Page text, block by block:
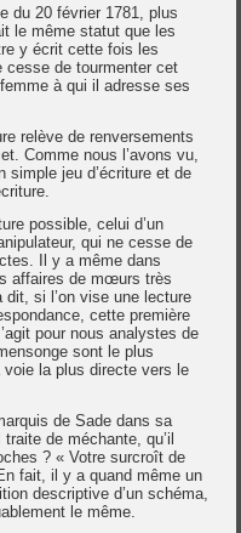
du 20 février 1781, plus
le même statut que les
y écrit cette fois les
cesse de tourmenter cet
à qui il adresse ses
relève de renversements
Comme nous l’avons vu,
simple jeu d’écriture et de
possible, celui d’un
qui ne cesse de
Il y a même dans
affaires de mœurs très
si l’on vise une lecture
cette première
pour nous analystes de
sont le plus
voie la plus directe vers le
de Sade dans sa
de méchante, qu’il
? « Votre surcroît de
fait, il y a quand même un
descriptive d’un schéma,
le même.